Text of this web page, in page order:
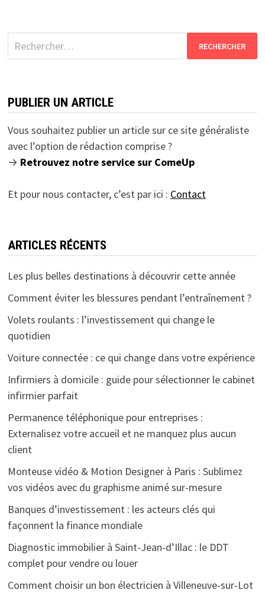
Rechercher :
PUBLIER UN ARTICLE
Vous souhaitez publier un article sur ce site généraliste
avec l’option de rédaction comprise ?
→ Retrouvez notre service sur ComeUp
Et pour nous contacter, c’est par ici : Contact
ARTICLES RÉCENTS
Les plus belles destinations à découvrir cette année
Comment éviter les blessures pendant l’entraînement ?
Volets roulants : l’investissement qui change le
quotidien
Voiture connectée : ce qui change dans votre expérience
Infirmiers à domicile : guide pour sélectionner le cabinet
infirmier parfait
Permanence téléphonique pour entreprises :
Externalisez votre accueil et ne manquez plus aucun
client
Monteuse vidéo & Motion Designer à Paris : Sublimez
vos vidéos avec du graphisme animé sur-mesure
Banques d’investissement : les acteurs clés qui
façonnent la finance mondiale
Diagnostic immobilier à Saint-Jean-d’Illac : le DDT
complet pour vendre ou louer
Comment choisir un bon électricien à Villeneuve-sur-Lot